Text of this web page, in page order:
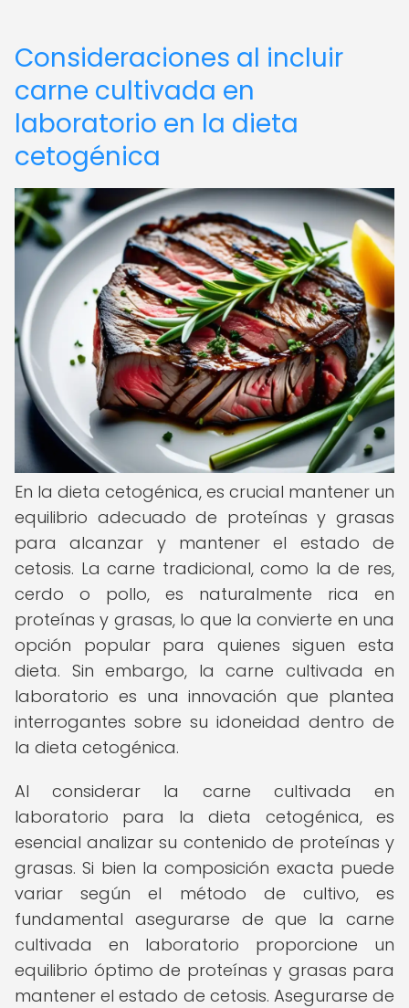
Consideraciones al incluir
carne cultivada en
laboratorio en la dieta
cetogénica
En la dieta cetogénica, es crucial mantener un
equilibrio adecuado de proteínas y grasas
para alcanzar y mantener el estado de
cetosis. La carne tradicional, como la de res,
cerdo o pollo, es naturalmente rica en
proteínas y grasas, lo que la convierte en una
opción popular para quienes siguen esta
dieta. Sin embargo, la carne cultivada en
laboratorio es una innovación que plantea
interrogantes sobre su idoneidad dentro de
la dieta cetogénica.
Al considerar la carne cultivada en
laboratorio para la dieta cetogénica, es
esencial analizar su contenido de proteínas y
grasas. Si bien la composición exacta puede
variar según el método de cultivo, es
fundamental asegurarse de que la carne
cultivada en laboratorio proporcione un
equilibrio óptimo de proteínas y grasas para
mantener el estado de cetosis. Asegurarse de